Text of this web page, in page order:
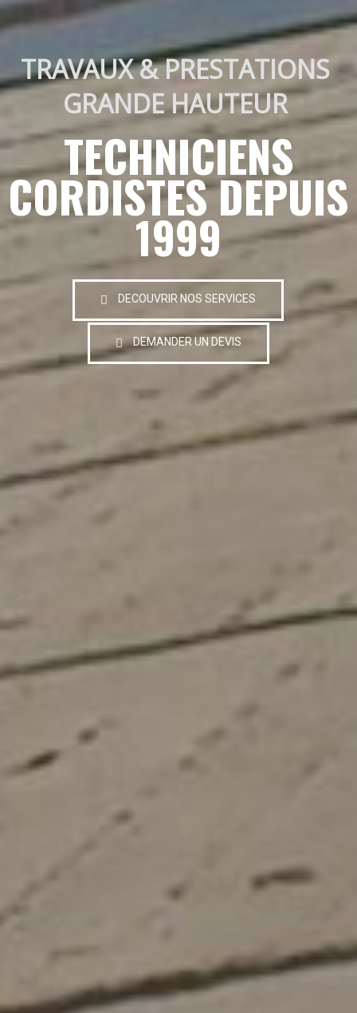
TRAVAUX & PRESTATIONS
GRANDE HAUTEUR
TECHNICIENS
CORDISTES DEPUIS
1999
DECOUVRIR NOS SERVICES
DEMANDER UN DEVIS